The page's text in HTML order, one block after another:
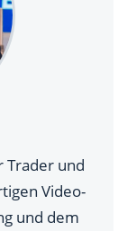
Trader und
Video-
und dem